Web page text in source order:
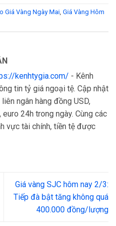
Giá Vàng Ngày Mai, Giá Vàng Hôm
kenhtygia.com/ - Kênh
tin tỷ giá ngoại tệ. Cập nhật
ngân hàng đồng USD,
euro 24h trong ngày. Cùng các
vực tài chính, tiền tệ được
Giá vàng SJC hôm nay 2/3:
Tiếp đà bật tăng không quá
400.000 đồng/lượng